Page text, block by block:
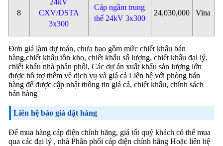
8
24kV
CXV/DSTA
3x300
Cáp ngầm trung
thế 24kV 3x300
24,030,000 Vina
Đơn giá làm dự toán, chưa bao gồm mức chiết khấu bán
hàng,chiết khấu tồn kho, chiết khấu số lượng, chiết khấu đại lý,
chiết khấu nhà phân phối, Các dự án xuất khẩu sản lượng lớn
được hỗ trợ thêm về dịch vụ và giá cả Liên hệ với phòng bán
hàng để được cập nhật thông tin giá cả, chiết khấu, chính sách
bán hàng
Liên hệ báo giá đặt hàng
Để mua hàng cáp điện chính hãng, giá tốt quý khách có thể mua
qua các đại lý , nhà Phân phối cáp điện chính hãng Hoặc liên hệ